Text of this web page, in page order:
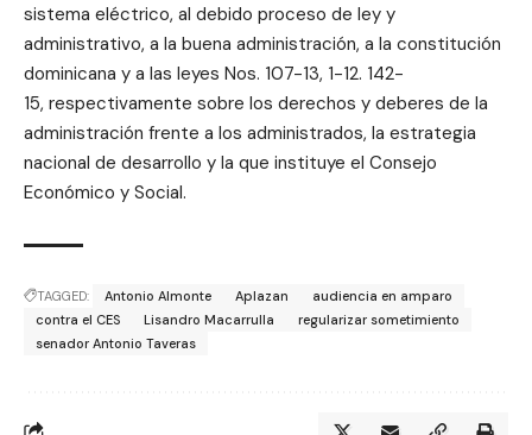
sistema eléctrico, al debido proceso de ley y
administrativo, a la buena administración, a la constitución
dominicana y a las leyes Nos. 107-13, 1-12. 142-
15, respectivamente sobre los derechos y deberes de la
administración frente a los administrados, la estrategia
nacional de desarrollo y la que instituye el Consejo
Económico y Social.
TAGGED: Antonio Almonte Aplazan
audiencia en amparo
contra el CES
Lisandro Macarrulla
regularizar sometimiento
senador Antonio Taveras